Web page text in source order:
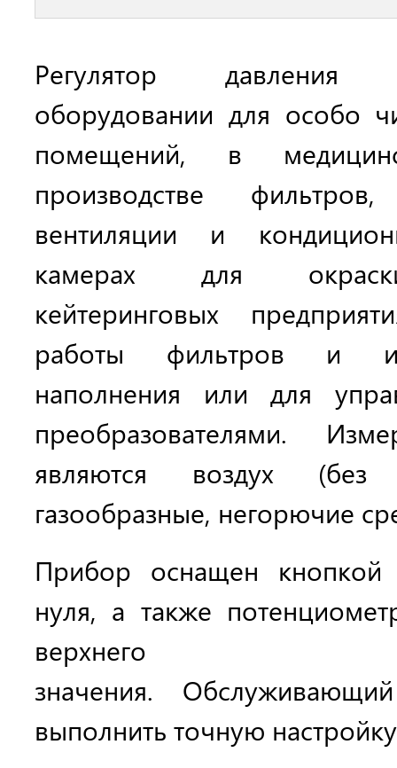
Регулятор
оборудовании для особо
помещений, в
производстве
вентиляции и
камерах для
кейтеринговых
работы фильтров и
наполнения или для
преобразователями.
являются воздух (без
газообразные, негорючие
Прибор оснащен кнопкой
нуля, а также
верхнего
значения.
выполнить точную